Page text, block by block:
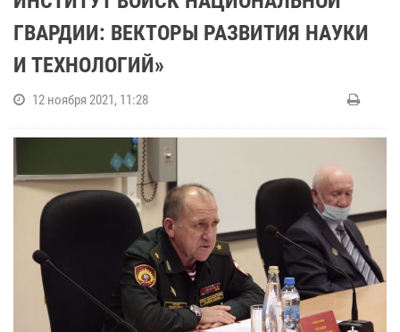
ГВАРДИИ: ВЕКТОРЫ РАЗВИТИЯ НАУКИ
И ТЕХНОЛОГИЙ»
12 ноября 2021, 11:28